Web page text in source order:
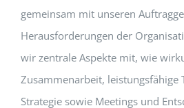
gemeinsam mit unseren
Herausforderungen der
wir zentrale Aspekte mit, wie
Zusammenarbeit, leistungsfähige
Strategie sowie Meetings und